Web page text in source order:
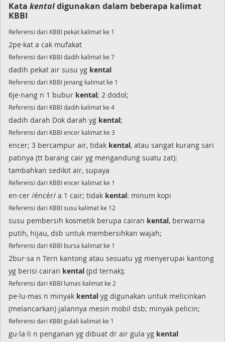
Kata kentaldigunakan dalam beberapa kalimat
KBBI
Referensi dari KBBI pekat kalimat ke 1
2pe·kat a cak mufakat
Referensi dari KBBI dadih kalimat ke 7
dadih pekat air susu yg kental
Referensi dari KBBI jenang kalimat ke 1
6je·nang n 1 bubur kental; 2 dodol;
Referensi dari KBBI dadih kalimat ke 4
dadih darah Dok darah yg kental;
Referensi dari KBBI encer kalimat ke 3
encer; 3 bercampur air, tidak kental, atau sangat kurang sari
patinya (tt barang cair yg mengandung suatu zat):
tambahkan sedikit air, supaya
Referensi dari KBBI encer kalimat ke 1
en·cer /éncér/ a 1 cair; tidak kental: minum kopi
Referensi dari KBBI susu kalimat ke 12
susu pembersih kosmetik berupa cairan kental, berwarna
putih, hijau, dsb untuk membersihkan wajah;
Referensi dari KBBI bursa kalimat ke 1
2bur·sa n Tern kantong atau sesuatu yg menyerupai kantong
yg berisi cairan kental (pd ternak);
Referensi dari KBBI lumas kalimat ke 2
pe·lu·mas n minyak kental yg digunakan untuk melicinkan
(melancarkan) jalannya mesin mobil dsb; minyak pelicin;
Referensi dari KBBI gulali kalimat ke 1
gu·la·li n penganan yg dibuat dr air gula yg kental